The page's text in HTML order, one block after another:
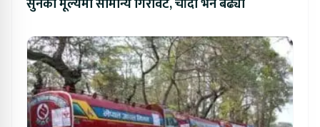
सुनको मूल्यमा सामान्य गिरावट, चाँदी भने बढ्यो